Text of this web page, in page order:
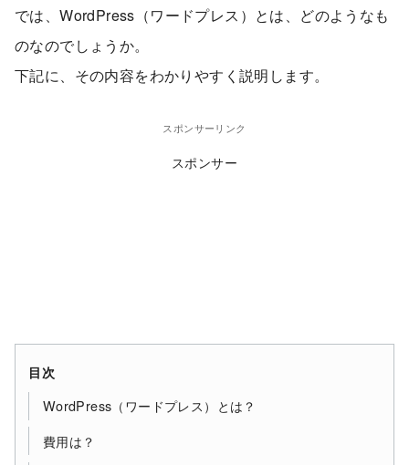
では、WordPress（ワードプレス）とは、どのようなも
のなのでしょうか。
下記に、その内容をわかりやすく説明します。
スポンサーリンク
スポンサー
目次
WordPress（ワードプレス）とは？
費用は？